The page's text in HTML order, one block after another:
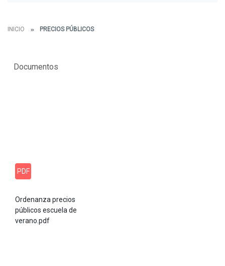
INICIO PRECIOS PÚBLICOS
Documentos
PDF
Ordenanza precios
públicos escuela de
verano.pdf